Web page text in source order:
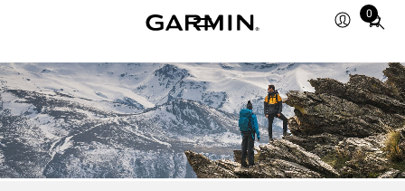
0
Total
in
cart:
0